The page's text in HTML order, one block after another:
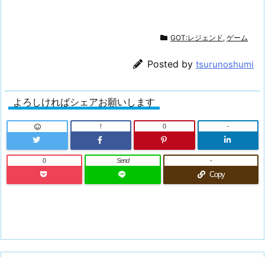
GOT:レジェンド, ゲーム
Posted by tsurunoshumi
よろしければシェアお願いします
! 0 -
0 Send
Copy
-